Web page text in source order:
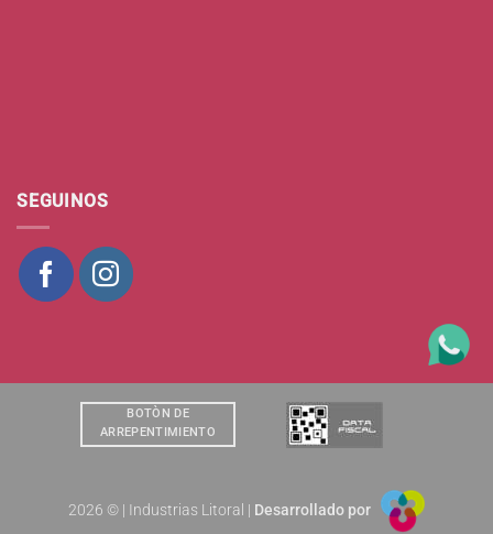
SEGUINOS
BOTÒN DE
ARREPENTIMIENTO
2026 © | Industrias Litoral | Desarrollado por